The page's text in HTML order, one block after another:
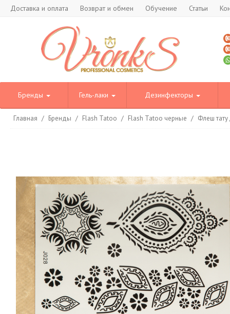
Доставка и оплата Возврат и обмен Обучение Статьи
Бренды Гель-лаки Дезинфекторы
Главная / Бренды / Flash Tatoo / Flash Tatoo черные / Флеш